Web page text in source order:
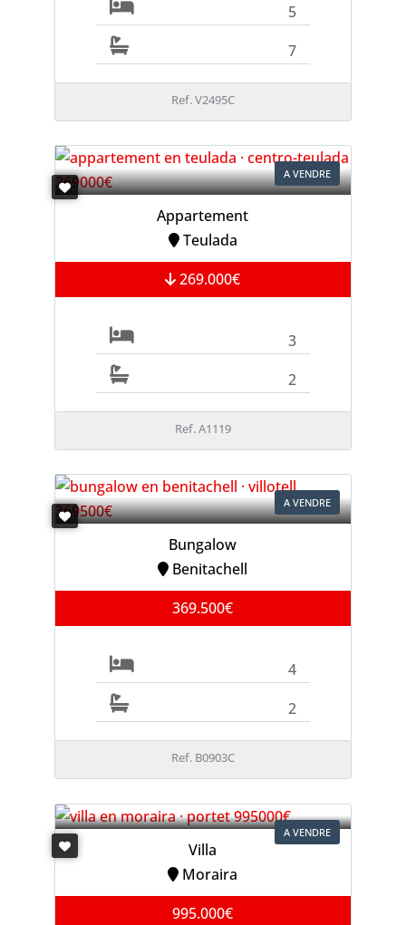
5
7
Ref. V2495C
A VENDRE
Appartement
Teulada
269.000€
3
2
Ref. A1119
A VENDRE
Bungalow
Benitachell
369.500€
4
2
Ref. B0903C
A VENDRE
Villa
Moraira
995.000€